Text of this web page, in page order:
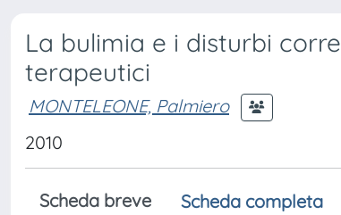
La bulimia e i disturbi
terapeutici
MONTELEONE, Palmiero
2010
Scheda breve Scheda completa